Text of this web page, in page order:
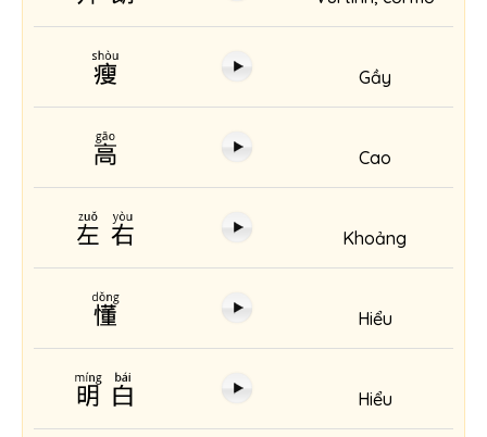
瘦 Gầy
高 Cao
左右 Khoảng
懂 Hiểu
明白 Hiểu